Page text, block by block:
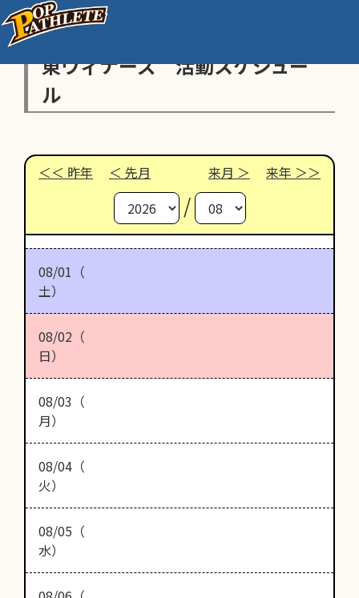
東ウィナーズ 活動スケジュー
ル
昨年 先月 来月 来年
/
08/01（
土）
08/02（
日）
08/03（
月）
08/04（
火）
08/05（
水）